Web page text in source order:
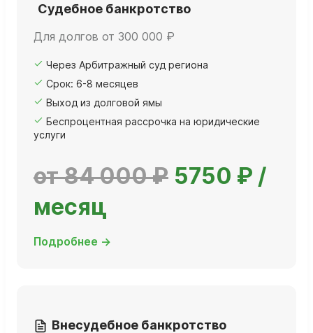
Судебное банкротство
Для долгов от 300 000 ₽
Через Арбитражный суд региона
Срок: 6-8 месяцев
Выход из долговой ямы
Беспроцентная рассрочка на юридические
услуги
от 84 000 ₽ 5750 ₽ /
месяц
Подробнее →
Внесудебное банкротство